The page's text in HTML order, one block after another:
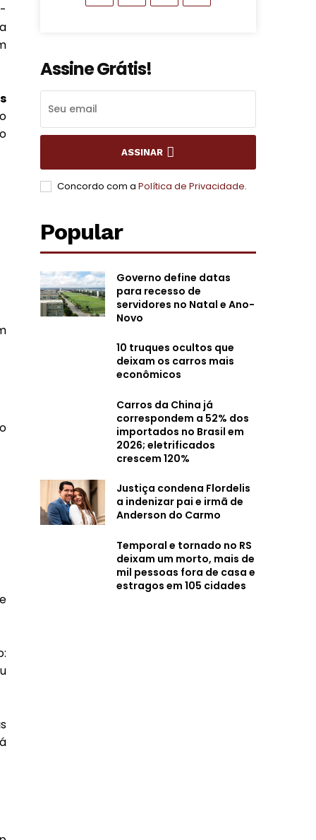
Assine Grátis!
ASSINAR
Concordo com a Política de Privacidade.
Popular
Governo define datas
para recesso de
servidores no Natal e Ano-
Novo
10 truques ocultos que
deixam os carros mais
econômicos
Carros da China já
correspondem a 52% dos
importados no Brasil em
2026; eletrificados
crescem 120%
Justiça condena Flordelis
a indenizar pai e irmã de
Anderson do Carmo
Temporal e tornado no RS
deixam um morto, mais de
mil pessoas fora de casa e
estragos em 105 cidades